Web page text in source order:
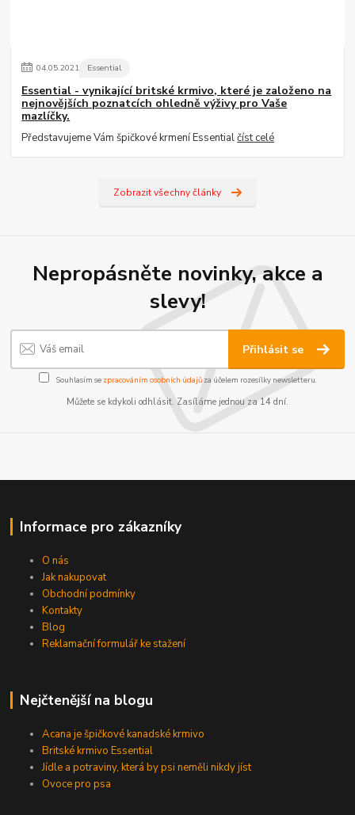
04.05.2021 Essential
Essential - vynikající britské krmivo, které je založeno na
nejnovějších poznatcích ohledně výživy pro Vaše
mazlíčky.
Představujeme Vám špičkové krmení Essentialčíst celé
Zobrazit všechny články
Nepropásněte novinky, akce a
slevy!
Přihlásit se
Souhlasím se zpracováním osobních údajůza účelem rozesílky newsletteru.
Můžete se kdykoli odhlásit. Zasíláme jednou za 14 dní.
Informace pro zákazníky
O nás
Jak nakupovat
Obchodní podmínky
Kontakty
Blog
Reklamační formulář ke stažení
Nejčtenější na blogu
Acana je špičkové kanadské krmivo
Britské krmivo Essential
Jídle a potraviny, která by psi neměli nikdy jíst
Ovoce pro psa